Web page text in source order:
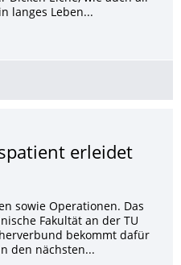
langes Leben...
erleidet
sowie Operationen. Das
Fakultät an der TU
bekommt dafür
den nächsten...